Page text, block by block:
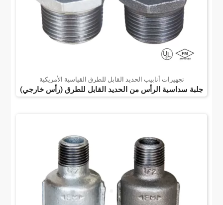
تجهيزات أنابيب الحديد القابل للطرق القياسية الأمريكية
جلبة سداسية الرأس من الحديد القابل للطرق (رأس خارجي)